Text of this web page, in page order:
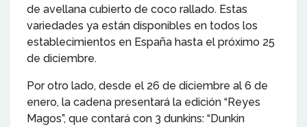
de avellana cubierto de coco rallado. Estas
variedades ya están disponibles en todos los
establecimientos en España hasta el próximo 25
de diciembre.
Por otro lado, desde el 26 de diciembre al 6 de
enero, la cadena presentará la edición “Reyes
Magos”, que contará con 3 dunkins: “Dunkin